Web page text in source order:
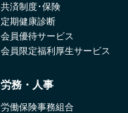
共済制度･保険
定期健康診断
会員優待サービス
会員限定福利厚生サービス
労務・人事
労働保険事務組合